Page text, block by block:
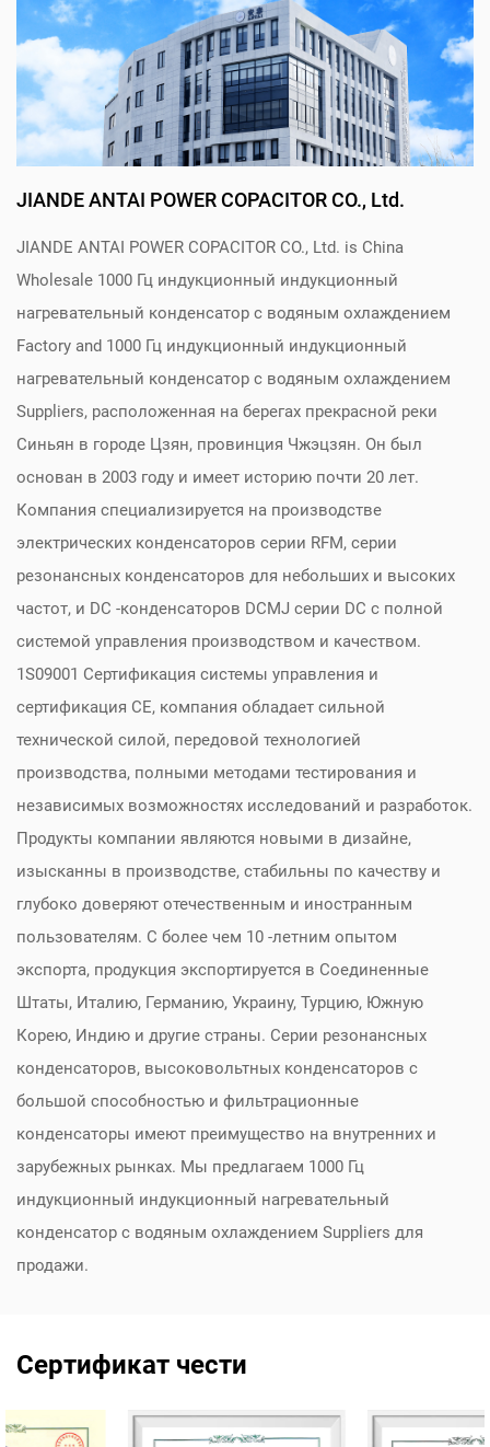
3500-10S
RFM 2.0-
3500-0,5S
2000 3500
RFM 30-
3900-6 0s
3000 3900
RFM 2. 2-
3960-3.0S
2200 3960
JIANDE ANTAI POWER COPACITOR CO., Ltd.
JIANDE ANTAI POWER COPACITOR CO., Ltd. is China
Wholesale 1000 Гц индукционный индукционный
нагревательный конденсатор с водяным охлаждением
Factory and 1000 Гц индукционный индукционный
нагревательный конденсатор с водяным охлаждением
Suppliers, расположенная на берегах прекрасной реки
Синьян в городе Цзян, провинция Чжэцзян. Он был
основан в 2003 году и имеет историю почти 20 лет.
Компания специализируется на производстве
электрических конденсаторов серии RFM, серии
резонансных конденсаторов для небольших и высоких
частот, и DC -конденсаторов DCMJ серии DC с полной
системой управления производством и качеством.
1S09001 Сертификация системы управления и
сертификация CE, компания обладает сильной
технической силой, передовой технологией
производства, полными методами тестирования и
независимых возможностях исследований и разработок.
Продукты компании являются новыми в дизайне,
изысканны в производстве, стабильны по качеству и
глубоко доверяют отечественным и иностранным
пользователям. С более чем 10 -летним опытом
экспорта, продукция экспортируется в Соединенные
Штаты, Италию, Германию, Украину, Турцию, Южную
Корею, Индию и другие страны. Серии резонансных
конденсаторов, высоковольтных конденсаторов с
большой способностью и фильтрационные
конденсаторы имеют преимущество на внутренних и
зарубежных рынках. Мы предлагаем 1000 Гц
индукционный индукционный нагревательный
конденсатор с водяным охлаждением Suppliers для
продажи.
Сертификат чести